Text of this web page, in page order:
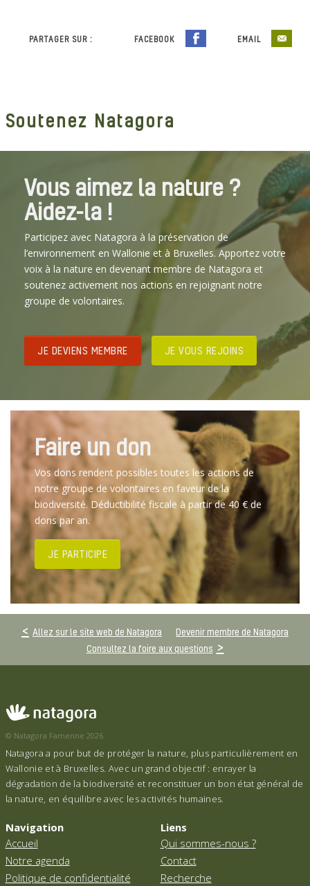
PARTAGER SUR : FACEBOOK EMAIL
Soutenez Natagora
Vous aimez la nature ?
Aidez-la !
Participez avec Natagora à la préservation de
l’environnement en Wallonie et à Bruxelles. Apportez votre
voix à la nature en devenant membre de Natagora et
soutenez activement nos actions en rejoignant notre
groupe de volontaires.
JE DEVIENS MEMBRE JE VOUS REJOINS
Faire un don
Vos dons rendent possibles toutes les actions de
notre groupe de volontaires en faveur de la
biodiversité. Déductibilité fiscale à partir de 40 € de
dons par an.
JE PARTICIPE
Allez sur le site web de Natagora
Devenir membre de Natagora
Consultez la foire aux questions
© Natagora Famenne 2026
Natagora a pour but de protéger la nature, plus particulièrement en
Wallonie et à Bruxelles. Avec un grand objectif : enrayer la
dégradation de la biodiversité et reconstituer un bon état général de
la nature, en équilibre avec les activités humaines.
Navigation
Accueil
Notre agenda
Politique de confidentialité
Liens
Qui sommes-nous ?
Contact
Recherche